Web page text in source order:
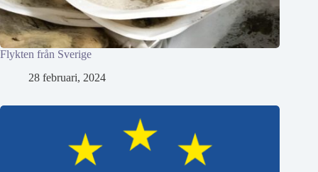
Flykten från Sverige
28 februari, 2024